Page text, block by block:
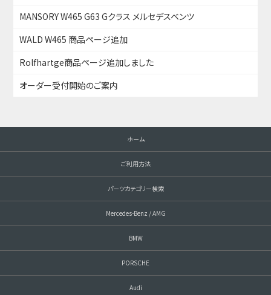
MANSORY W465 G63 Gクラス メルセデスベンツ
WALD W465 商品ページ追加
Rolfhartge商品ページ追加しました
オーダー受付開始のご案内
ホーム
ご利用方法
パーツカテゴリー検索
Mercedes-Benz / AMG
BMW
PORSCHE
Audi